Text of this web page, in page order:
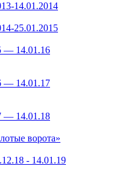
14.01.2014
25.01.2015
— 14.01.16
— 14.01.17
— 14.01.18
ворота»
- 14.01.19